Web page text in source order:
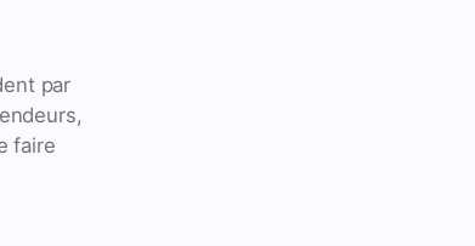
par
faire